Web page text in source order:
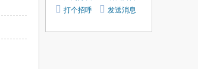
打个招呼
发送消息